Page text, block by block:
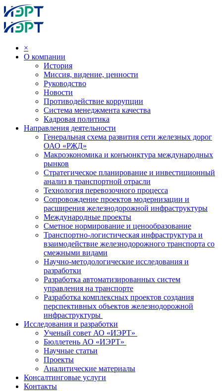
×
О компании
История
Миссия, видение, ценности
Руководство
Новости
Противодействие коррупции
Система менеджмента качества
Кадровая политика
Направления деятельности
Генеральная схема развития сети железных дорог
ОАО «РЖД»
Макроэкономика и конъюнктура международных
рынков
Стратегическое планирование и инвестиционный
анализ в транспортной отрасли
Технология перевозочного процесса
Сопровождение проектов модернизации и
расширения железнодорожной инфраструктуры
Международные проекты
Сметное нормирование и ценообразование
Транспортно-логистическая инфраструктура и
взаимодействие железнодорожного транспорта со
смежными видами
Научно-методологические исследования и
разработки
Разработка автоматизированных систем
управления на транспорте
Разработка комплексных проектов создания
перспективных объектов железнодорожной
инфраструктуры
Исследования и разработки
Ученый совет АО «ИЭРТ»
Бюллетень АО «ИЭРТ»
Научные статьи
Проекты
Аналитические материалы
Консалтинговые услуги
Контакты